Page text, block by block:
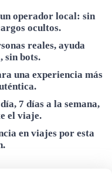
operador local: sin
ocultos.
reales, ayuda
sin bots.
una experiencia más
7 días a la semana,
el viaje.
en viajes por esta